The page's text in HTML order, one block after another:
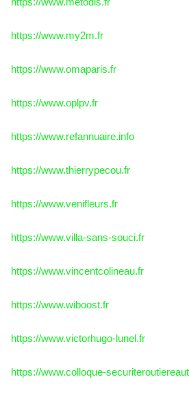
https://www.my2m.fr
https://www.omaparis.fr
https://www.oplpv.fr
https://www.refannuaire.info
https://www.thierrypecou.fr
https://www.venifleurs.fr
https://www.villa-sans-souci.fr
https://www.vincentcolineau.fr
https://www.wiboost.fr
https://www.victorhugo-lunel.fr
https://www.colloque-